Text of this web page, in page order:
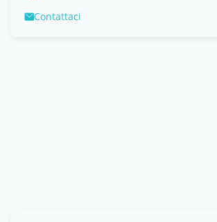
Contattaci